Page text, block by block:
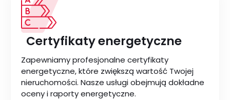
Certyfikaty energetyczne
Zapewniamy profesjonalne certyfikaty
energetyczne, które zwiększą wartość Twojej
nieruchomości. Nasze usługi obejmują dokładne
oceny i raporty energetyczne.